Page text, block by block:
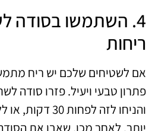
4. השתמשו בסודה
ריחות
אם לשטיחים שלכם יש ריח
פתרון טבעי ויעיל. פזרו סודה
והניחו לזה